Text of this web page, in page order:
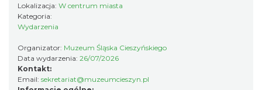
wystawy zdjęć miesiąca Cieszyńskiego
Towarzystwa Fotograficznego
Cieszyn
0.11 km
Lokalizacja: W centrum miasta
Kategoria:
Wydarzenia
Organizator: Muzeum Śląska Cieszyńskiego
Data wydarzenia: 26/07/2026
Kontakt:
Email: sekretariat@muzeumcieszyn.pl